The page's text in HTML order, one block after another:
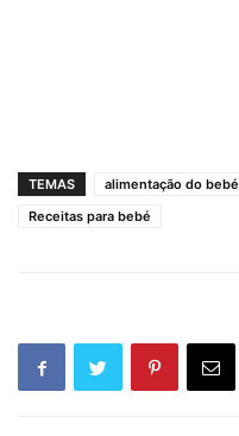
TEMAS alimentação do bebé
Receitas para bebé